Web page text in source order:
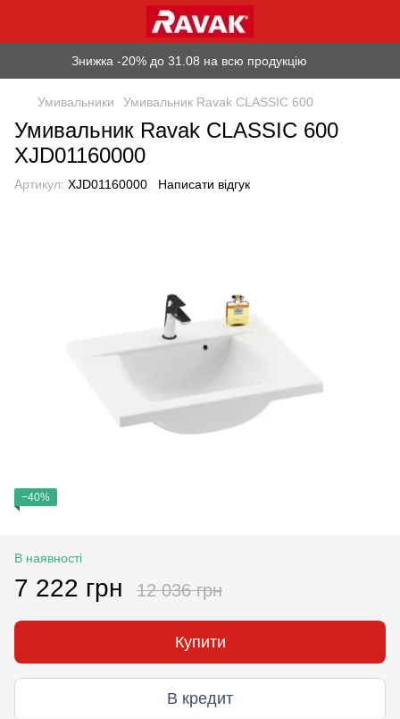
Знижка -20% до 31.08 на всю продукцію
Умивальники Умивальник Ravak CLASSIC 600
Умивальник Ravak CLASSIC 600
XJD01160000
Артикул: XJD01160000 Написати відгук
−40%
В наявності
7 222 грн 12 036 грн
Купити
В кредит